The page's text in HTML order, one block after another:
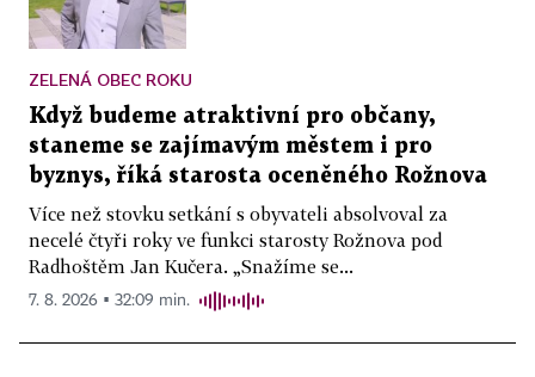
ZELENÁ OBEC ROKU
Když budeme atraktivní pro občany,
staneme se zajímavým městem i pro
byznys, říká starosta oceněného Rožnova
Více než stovku setkání s obyvateli absolvoval za
necelé čtyři roky ve funkci starosty Rožnova pod
Radhoštěm Jan Kučera. „Snažíme se...
7. 8. 2026 ▪ 32:09 min.